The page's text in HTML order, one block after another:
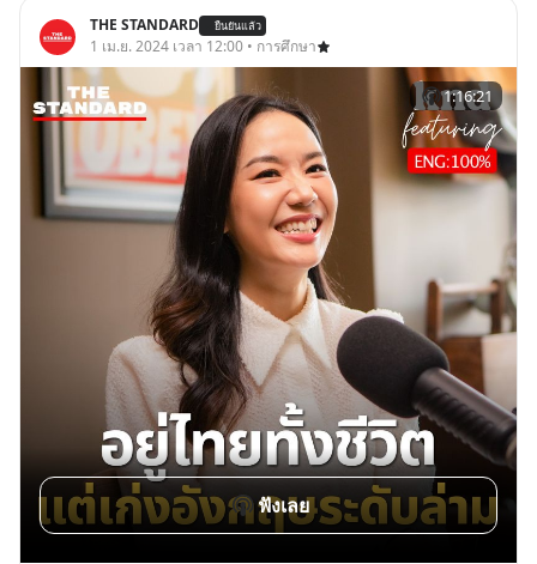
THE STANDARD ยืนยันแล้ว
1 เม.ย. 2024 เวลา 12:00 • การศึกษา
1:16:21
ฟังเลย